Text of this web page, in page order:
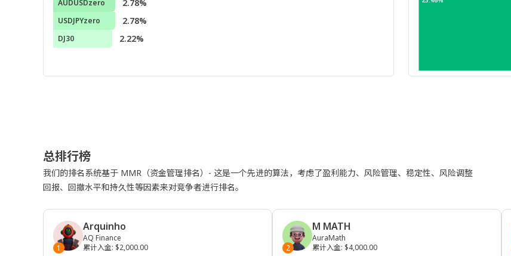
AUDUSDzero 2.78%
USDJPYzero 2.78%
DJ30 2.22%
总排行榜
我们的排名系统基于 MMR（资金管理排名）- 这是一个先进的算法，考虑了盈利能力、风险管理、稳定性、风险调整
回报、回撤水平和持久性等因素来对竞争者进行排名。
1
Arquinho
AQ Finance
累计入金: $2,000.00
2
M MATH
AuraMath
累计入金: $4,000.00